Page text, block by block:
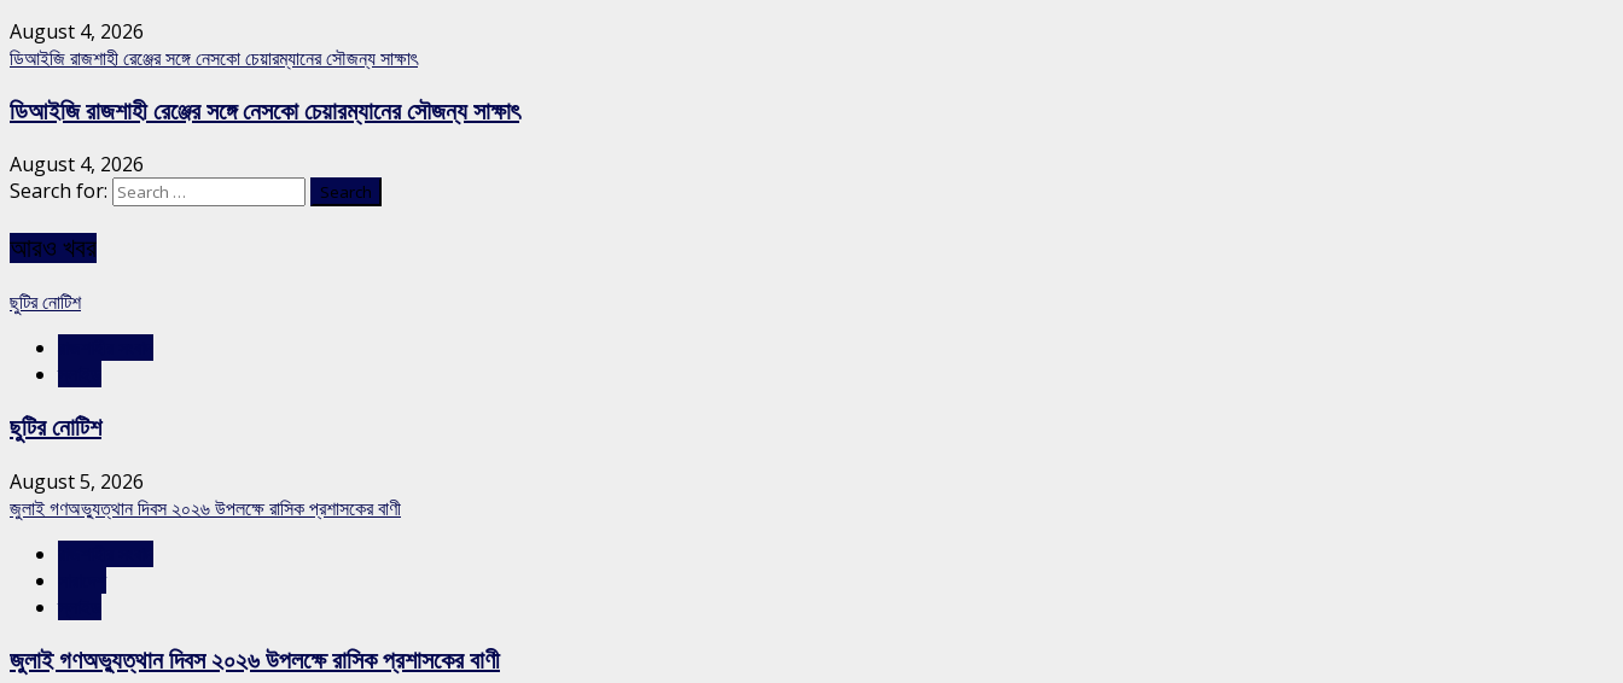
August 4, 2026
ডিআইজি রাজশাহী রেঞ্জের সঙ্গে নেসকো চেয়ারম্যানের সৌজন্য সাক্ষাৎ
ডিআইজি রাজশাহী রেঞ্জের সঙ্গে নেসকো চেয়ারম্যানের সৌজন্য সাক্ষাৎ
August 4, 2026
Search for:
আরও খবর
ছুটির নোটিশ
ছুটির নোটিশ
August 5, 2026
জুলাই গণঅভ্যুত্থান দিবস ২০২৬ উপলক্ষে রাসিক প্রশাসকের বাণী
জুলাই গণঅভ্যুত্থান দিবস ২০২৬ উপলক্ষে রাসিক প্রশাসকের বাণী